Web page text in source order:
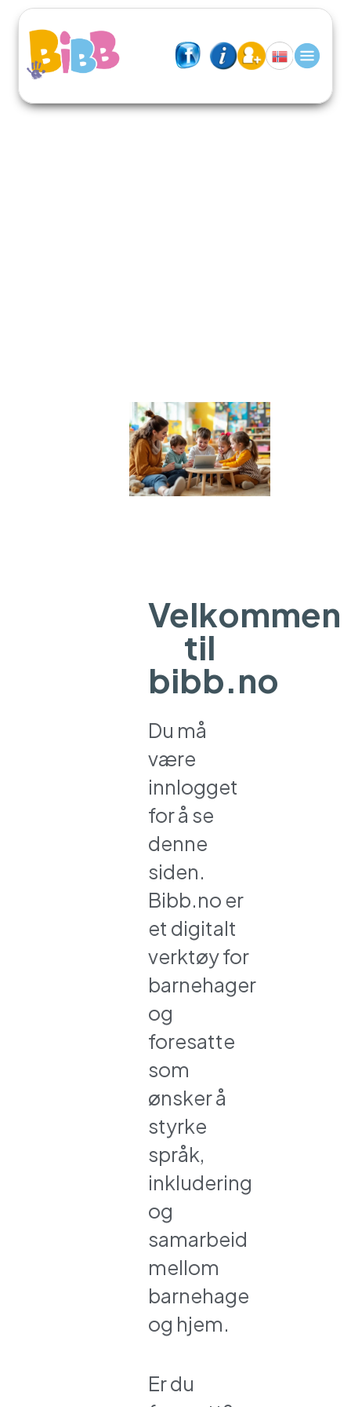
Velkommen
til
bibb.no
Du må
være
innlogget
for å se
denne
siden.
Bibb.no er
et digitalt
verktøy for
barnehager
og
foresatte
som
ønsker å
styrke
språk,
inkludering
og
samarbeid
mellom
barnehage
og hjem.
Er du